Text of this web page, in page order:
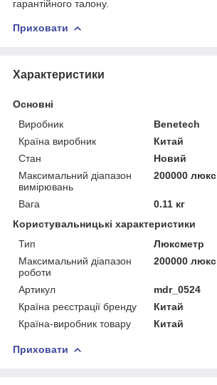
гарантійного талону.
Приховати
Характеристики
Основні
Виробник
Benetech
Країна виробник
Китай
Стан
Новий
Максимальний діапазон
вимірювань
200000 люкс
Вага
0.11 кг
Користувальницькі характеристики
Тип
Люксметр
Максимальний діапазон
роботи
200000 люкс
Артикул
mdr_0524
Країна реєстрації бренду
Китай
Країна-виробник товару
Китай
Приховати